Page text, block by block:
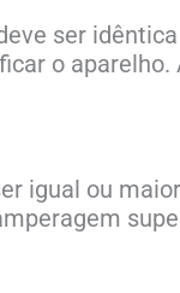
ser
o
igual ou